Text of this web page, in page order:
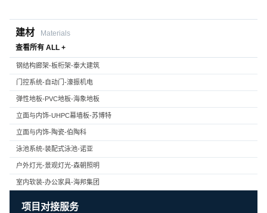
建材
Materials
查看所有 ALL +
钢结构廊架-板桁架-泰大建筑
门控系统-自动门-濠振机电
弹性地板-PVC地板-海象地板
立面与内饰-UHPC幕墙板-苏博特
立面与内饰-陶瓷-伯陶科
泳池系统-装配式泳池-诺亚
户外灯光-景观灯光-森朝照明
室内软装-办公家具-海邦集团
项目对接服务